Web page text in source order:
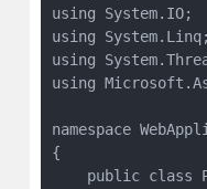
using System.IO;
using System.Linq;
using
using
namespace
{
public class